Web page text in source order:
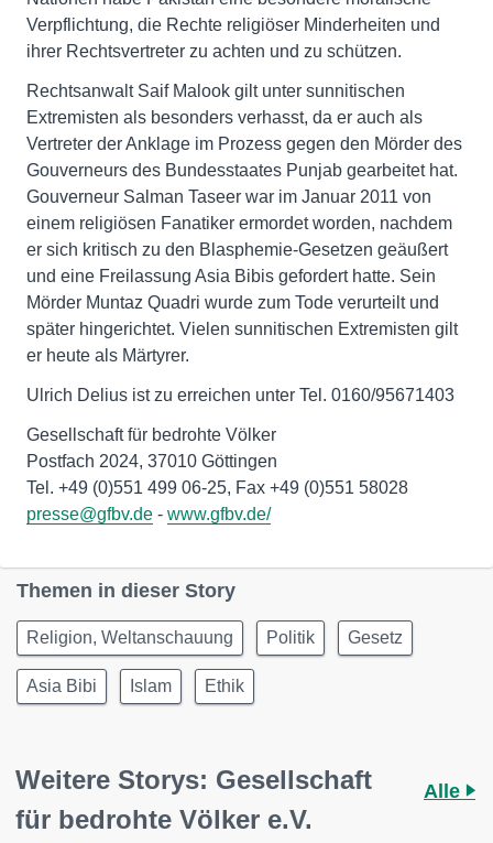
Verpflichtung, die Rechte religiöser Minderheiten und
ihrer Rechtsvertreter zu achten und zu schützen.
Rechtsanwalt Saif Malook gilt unter sunnitischen
Extremisten als besonders verhasst, da er auch als
Vertreter der Anklage im Prozess gegen den Mörder des
Gouverneurs des Bundesstaates Punjab gearbeitet hat.
Gouverneur Salman Taseer war im Januar 2011 von
einem religiösen Fanatiker ermordet worden, nachdem
er sich kritisch zu den Blasphemie-Gesetzen geäußert
und eine Freilassung Asia Bibis gefordert hatte. Sein
Mörder Muntaz Quadri wurde zum Tode verurteilt und
später hingerichtet. Vielen sunnitischen Extremisten gilt
er heute als Märtyrer.
Ulrich Delius ist zu erreichen unter Tel. 0160/95671403
Gesellschaft für bedrohte Völker
Postfach 2024, 37010 Göttingen
presse@gfbv.de - www.gfbv.de/
Themen in dieser Story
Religion, Weltanschauung Politik Gesetz
Asia Bibi Islam Ethik
Weitere Storys: Gesellschaft
für bedrohte Völker e.V.
Alle